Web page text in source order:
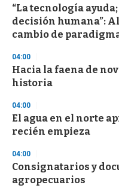
“La tecnología
decisión humana”:
cambio de
04:00
Hacia la faena de
historia
04:00
El agua en el norte
recién empieza
04:00
Consignatarios y
agropecuarios